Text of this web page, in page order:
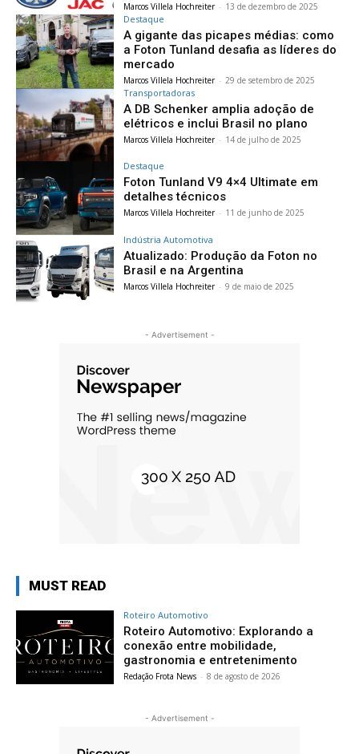
Marcos Villela Hochreiter - 13 de dezembro de 2025
Destaque
A gigante das picapes médias: como
a Foton Tunland desafia as líderes do
mercado
Marcos Villela Hochreiter - 29 de setembro de 2025
Transportadoras
A DB Schenker amplia adoção de
elétricos e inclui Brasil no plano
Marcos Villela Hochreiter - 14 de julho de 2025
Destaque
Foton Tunland V9 4×4 Ultimate em
detalhes técnicos
Marcos Villela Hochreiter - 11 de junho de 2025
Indústria Automotiva
Atualizado: Produção da Foton no
Brasil e na Argentina
Marcos Villela Hochreiter - 9 de maio de 2025
- Advertisement -
MUST READ
Roteiro Automotivo
Roteiro Automotivo: Explorando a
conexão entre mobilidade,
gastronomia e entretenimento
Redação Frota News - 8 de agosto de 2026
- Advertisement -